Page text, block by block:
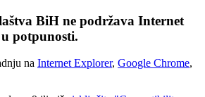
BiH ne podržava Internet
potpunosti.
na Internet Explorer, Google Chrome,